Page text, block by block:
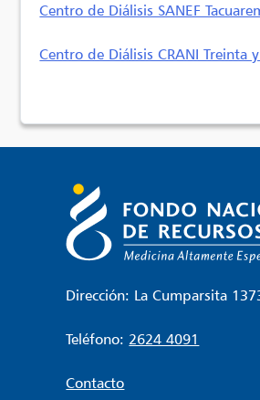
Centro de Diálisis SANEF
Centro de Diálisis CRANI Treinta
Dirección: La Cumparsita
Teléfono: 2624 4091
Contacto